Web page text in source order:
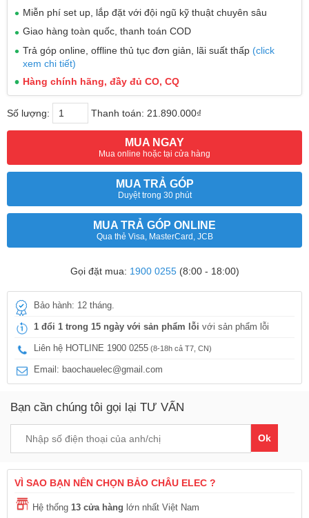
Miễn phí set up, lắp đặt với đội ngũ kỹ thuật chuyên sâu
Giao hàng toàn quốc, thanh toán COD
Trả góp online, offline thủ tục đơn giản, lãi suất thấp (click
xem chi tiết)
Hàng chính hãng, đầy đủ CO, CQ
Số lượng: Thanh toán: 21.890.000₫
MUA NGAY
Mua online hoặc tại cửa hàng
MUA TRẢ GÓP
Duyệt trong 30 phút
MUA TRẢ GÓP ONLINE
Qua thẻ Visa, MasterCard, JCB
Gọi đặt mua: 1900 0255(8:00 - 18:00)
Bảo hành: 12 tháng.
1 đổi 1 trong 15 ngày với sản phẩm lỗi với sản phẩm lỗi
Liên hệ HOTLINE 1900 0255 (8-18h cả T7, CN)
Email: baochauelec@gmail.com
Bạn cần chúng tôi gọi lại TƯ VẤN
Ok
VÌ SAO BẠN NÊN CHỌN BẢO CHÂU ELEC ?
Hệ thống 13 cửa hàng lớn nhất Việt Nam